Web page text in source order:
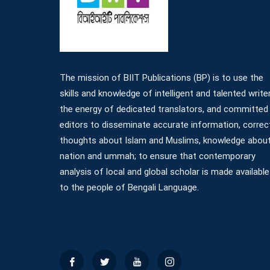
The mission of BIIT Publications (BP) is to use the
skills and knowledge of intelligent and talented
the energy of dedicated translators, and committed
editors to disseminate accurate information,
thoughts about Islam and Muslims, knowledge about
nation and ummah; to ensure that contemporary
analysis of local and global scholar is made available
to the people of Bengali Language.